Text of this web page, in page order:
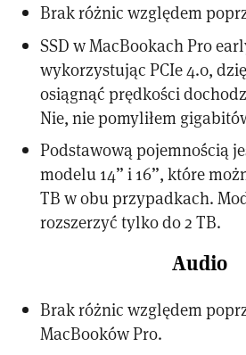
Brak różnic względem
SSD w MacBookach Pro
wykorzystując PCIe 4.0,
osiągnąć prędkości
Nie, nie pomyliłem
Podstawową pojemnością
modelu 14” i 16”, które
TB w obu przypadkach.
rozszerzyć tylko do 2 TB.
Audio
Brak różnic względem
MacBooków Pro.